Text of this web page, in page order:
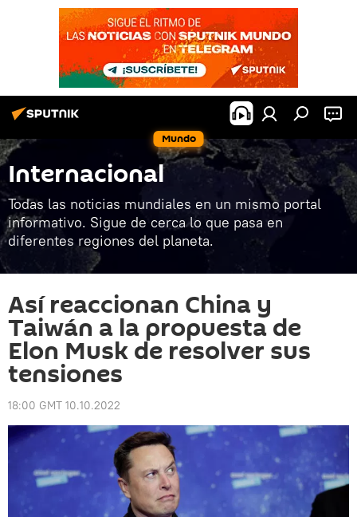
Mundo
Internacional
Todas las noticias mundiales en un mismo portal
informativo. Sigue de cerca lo que pasa en
diferentes regiones del planeta.
Así reaccionan China y
Taiwán a la propuesta de
Elon Musk de resolver sus
tensiones
18:00 GMT 10.10.2022